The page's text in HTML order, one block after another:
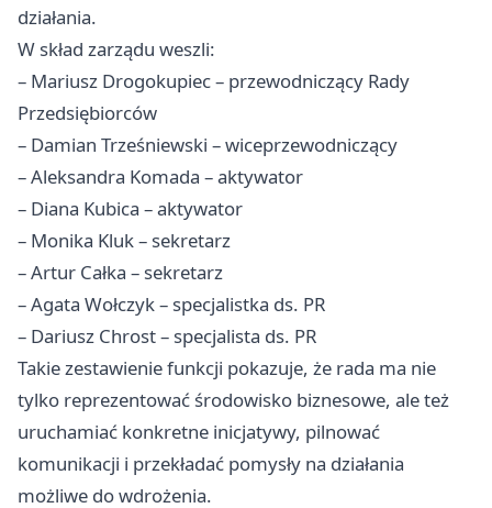
działania.
W skład zarządu weszli:
– Mariusz Drogokupiec – przewodniczący Rady
Przedsiębiorców
– Damian Trześniewski – wiceprzewodniczący
– Aleksandra Komada – aktywator
– Diana Kubica – aktywator
– Monika Kluk – sekretarz
– Artur Całka – sekretarz
– Agata Wołczyk – specjalistka ds. PR
– Dariusz Chrost – specjalista ds. PR
Takie zestawienie funkcji pokazuje, że rada ma nie
tylko reprezentować środowisko biznesowe, ale też
uruchamiać konkretne inicjatywy, pilnować
komunikacji i przekładać pomysły na działania
możliwe do wdrożenia.